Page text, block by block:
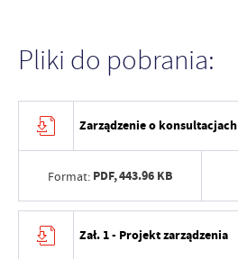
Pliki do pobrania:
Zarządzenie o konsultacjach
Format: PDF,443.96 KB
Zał. 1 - Projekt zarządzenia